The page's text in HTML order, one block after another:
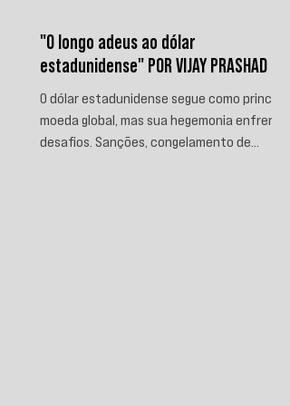
"O longo adeus ao dólar
estadunidense" POR VIJAY PRASHAD
O dólar estadunidense segue como principal
moeda global, mas sua hegemonia enfrenta
desafios. Sanções, congelamento de